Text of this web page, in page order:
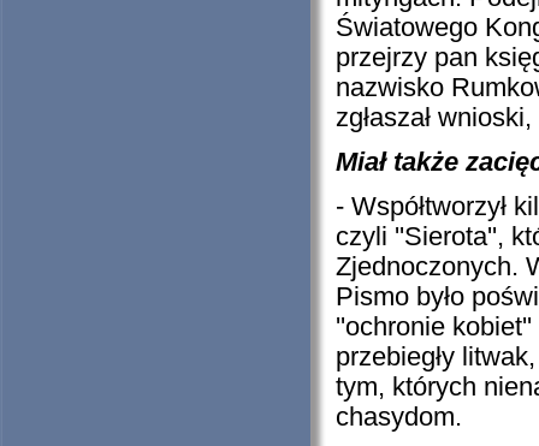
Światowego
przejrzy pan
nazwisko
zgłaszał
Miał także
- Współtworzył
czyli ''Sierota'',
Zjednoczonych.
Pismo było
''ochronie
przebiegły
tym, których
chasydom.